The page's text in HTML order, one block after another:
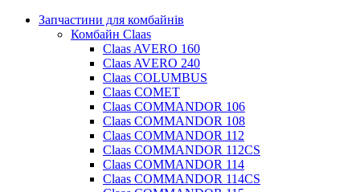
Запчастини для комбайнів
Комбайн Claas
Claas AVERO 160
Claas AVERO 240
Claas COLUMBUS
Claas COMET
Claas COMMANDOR 106
Claas COMMANDOR 108
Claas COMMANDOR 112
Claas COMMANDOR 112CS
Claas COMMANDOR 114
Claas COMMANDOR 114CS